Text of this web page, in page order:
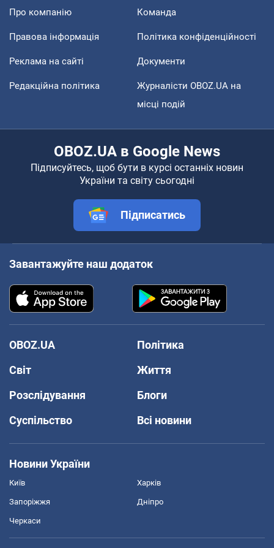
Про компанію Команда
Правова інформація Політика конфіденційності
Реклама на сайті Документи
Редакційна політика
Журналісти OBOZ.UA на
місці подій
OBOZ.UA в Google News
Підписуйтесь, щоб бути в курсі останніх новин
України та світу сьогодні
Підписатись
Завантажуйте наш додаток
OBOZ.UA
Політика
Світ
Життя
Розслідування
Блоги
Суспільство
Всі новини
Новини України
Київ Харків
Запоріжжя Дніпро
Черкаси